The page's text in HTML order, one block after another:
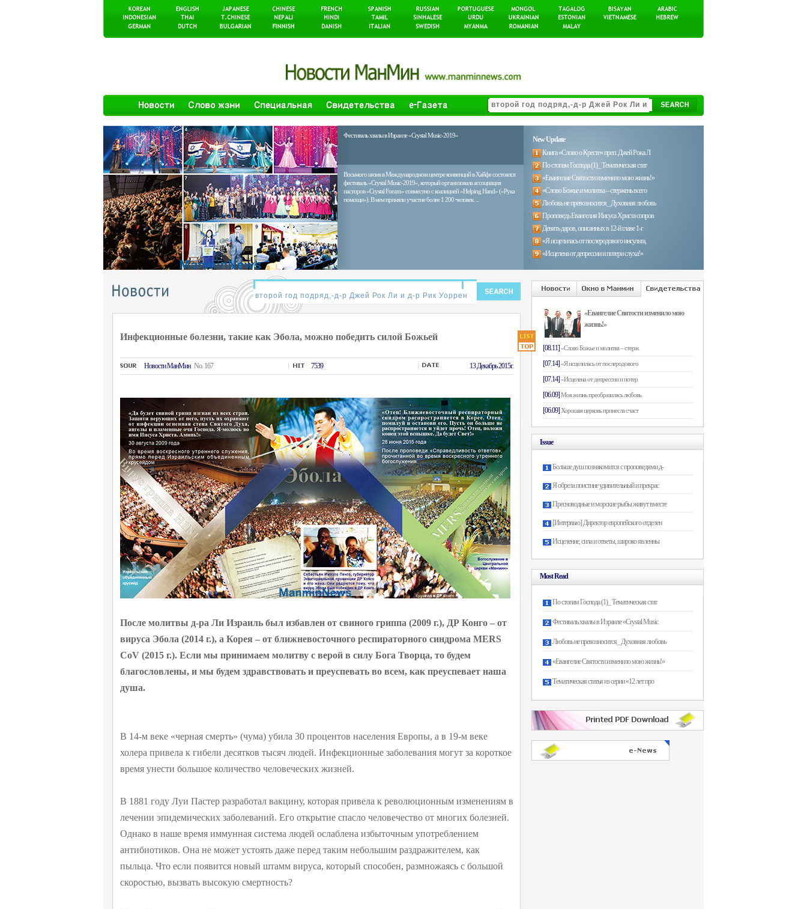
Фестиваль хвалы в Израиле «Crystal Music-2019»
New Update
Книга «Слово о Кресте» преп. Джей Рока Л
По стопам Господа (1)_ Тематическая стат
«Евангелие Святости изменило мою жизнь!»
«Слово Божье и молитва – стержень всего
Любовь не превозносится_ Духовная любовь
Проповедь Евангелия Иисуса Христа сопров
Девять даров, описанных в 12-й главе 1-г
«Я исцелилась от послеродового инсульта,
«Исцелена от депрессии и потери слуха!»
Восьмого июня в Международном центре конвенций в Хайфе состоялся
фестиваль «Crystal Music-2019», который организовала ассоциация
пасторов «Crystal Forum» совместно с коалицией «Helping Hand» («Рука
помощи»). В нем приняли участие более 1 200 человек. ...
Инфекционные болезни, такие как Эбола, можно победить силой Божьей
Hовости MанMин No. 167 7539 13 Декабрь 2015г.
После молитвы д-ра Ли Израиль был избавлен от свиного гриппа (2009 г.), ДР Конго – от
вируса Эбола (2014 г.), а Корея – от ближневосточного респираторного синдрома MERS
CoV (2015 г.). Если мы принимаем молитву с верой в силу Бога Творца, то будем
благословлены, и мы будем здравствовать и преуспевать во всем, как преуспевает наша
душа.
В 14-м веке «черная смерть» (чума) убила 30 процентов населения Европы, а в 19-м веке
холера привела к гибели десятков тысяч людей. Инфекционные заболевания могут за короткое
время унести большое количество человеческих жизней.
В 1881 году Луи Пастер разработал вакцину, которая привела к революционным изменениям в
лечении эпидемических заболеваний. Его открытие спасло человечество от многих болезней.
Однако в наше время иммунная система людей ослаблена избыточным употреблением
антибиотиков. Она не может устоять даже перед таким небольшим раздражителем, как
пыльца. Что если появится новый штамм вируса, который способен, размножаясь с большой
скоростью, вызвать высокую смертность?
«Евангелие Святости изменило мою
жизнь!»
[08.11]«Слово Божье и молитва – стерж
[07.14]«Я исцелилась от послеродового
[07.14]«Исцелена от депрессии и потер
[06.09]Моя жизнь преобразилась любовь
[06.09] Хорошая церковь принесла счаст
Issue
Больше душ познакомится с проповедями д-
Я обрела поистине удивительный и прекрас
Пресноводные и морские рыбы живут вместе
[Интервью] Директор европейского отделен
Исцеление, сила и ответы, широко явленны
Most Read
По стопам Господа (1)_ Тематическая стат
Фестиваль хвалы в Израиле «Crystal Music
Любовь не превозносится_ Духовная любовь
«Евангелие Святости изменило мою жизнь!»
Тематическая статья из серии «12 лет про